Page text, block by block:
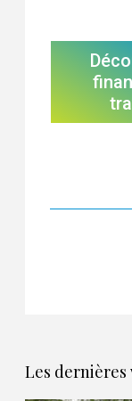
Les dernières